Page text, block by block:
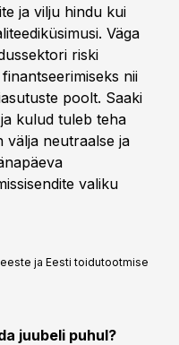
ja vilju hindu kui
Väga
riski
nii
poolt. Saaki
kulud tuleb teha
välja neutraalse ja
valiku
ja Eesti toidutootmise
juubeli puhul?